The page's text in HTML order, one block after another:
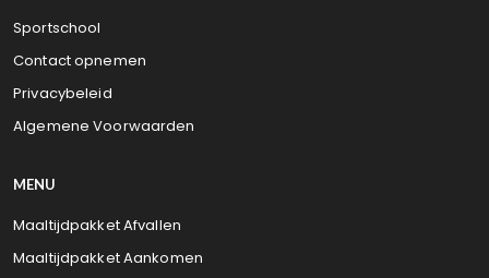
Sportschool
Contact opnemen
Privacybeleid
Algemene Voorwaarden
MENU
Maaltijdpakket Afvallen
Maaltijdpakket Aankomen